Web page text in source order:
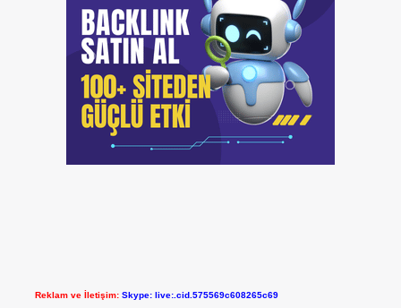
Reklam ve İletişim: Skype: live:.cid.575569c608265c69